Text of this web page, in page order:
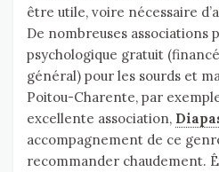
être utile, voire nécessaire
De nombreuses associations
psychologique gratuit
général) pour les sourds et
Poitou-Charente, par
excellente association,
accompagnement de ce
recommander chaudement.